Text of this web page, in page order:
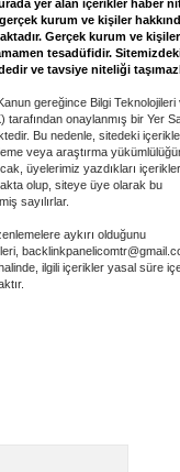
yer alan içerikler haber
kurum ve kişiler
Gerçek kurum ve
tesadüfidir.
ve tavsiye niteliği
gereğince Bilgi Teknolojileri
tarafından onaylanmış bir Yer
Bu nedenle, sitedeki
veya araştırma
üyelerimiz yazdıkları
olup, siteye üye olarak bu
sayılırlar.
aykırı olduğunu
ilgili içerikler yasal süre